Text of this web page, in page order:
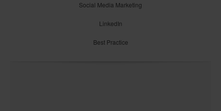
Social Media Marketing
LinkedIn
Best Practice